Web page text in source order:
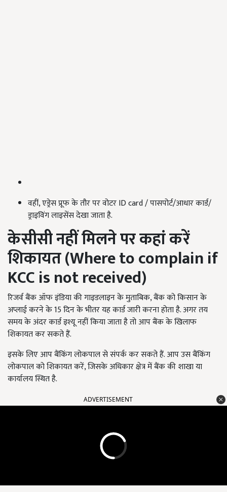
वहीं, एड्रेस प्रूफ के तौर पर वोटर ID card / पासपोर्ट/आधार कार्ड/
ड्राइविंग लाइसेंस देखा जाता है.
केसीसी नहीं मिलने पर कहां करें
शिकायत(Where to complain if
KCC is not received)
रिजर्व बैंक ऑफ इंडिया की गाइडलाइन के मुताबिक, बैंक को किसान के
अप्लाई करने के 15 दिन के भीतर यह कार्ड जारी करना होता है. अगर तय
समय के अंदर कार्ड इश्यू नहीं किया जाता है तो आप बैंक के खिलाफ
शिकायत कर सकते हैं.
इसके लिए आप बैंकिंग लोकपाल से संपर्क कर सकते हैं. आप उस बैंकिंग
लोकपाल को शिकायत करें, जिसके अधिकार क्षेत्र में बैंक की शाखा या
कार्यालय स्थित है.
ADVERTISEMENT